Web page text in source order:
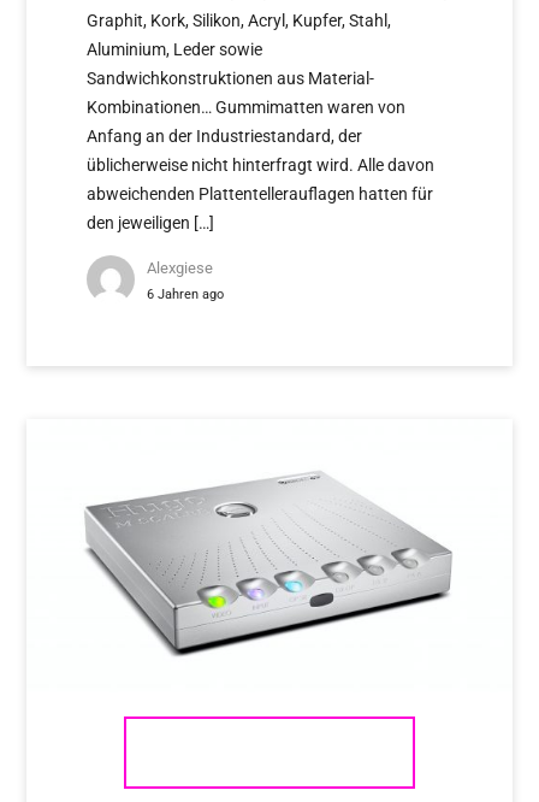
Graphit, Kork, Silikon, Acryl, Kupfer, Stahl,
Aluminium, Leder sowie
Sandwichkonstruktionen aus Material-
Kombinationen… Gummimatten waren von
Anfang an der Industriestandard, der
üblicherweise nicht hinterfragt wird. Alle davon
abweichenden Plattentellerauflagen hatten für
den jeweiligen […]
Alexgiese
6 Jahren ago